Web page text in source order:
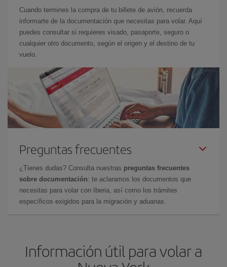
Cuando termines la compra de tu billete de avión, recuerda
informarte de la documentación que necesitas para volar. Aquí
puedes consultar si requieres visado, pasaporte, seguro o
cualquier otro documento, según el origen y el destino de tu
vuelo.
Preguntas frecuentes
¿Tienes dudas? Consulta nuestras preguntas frecuentes
sobre documentación: te aclaramos los documentos que
necesitas para volar con Iberia, así como los trámites
específicos exigidos para la migración y aduanas.
Información útil para volar a